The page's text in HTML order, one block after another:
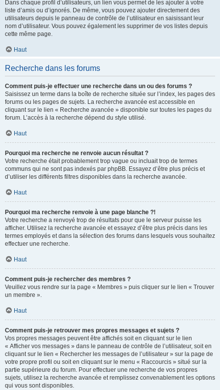
Dans chaque profil d’utilisateurs, un lien vous permet de les ajouter à votre
liste d’amis ou d’ignorés. De même, vous pouvez ajouter directement des
utilisateurs depuis le panneau de contrôle de l’utilisateur en saisissant leur
nom d’utilisateur. Vous pouvez également les supprimer de vos listes depuis
cette même page.
Haut
Recherche dans les forums
Comment puis-je effectuer une recherche dans un ou des forums ?
Saisissez un terme dans la boîte de recherche située sur l’index, les pages des
forums ou les pages de sujets. La recherche avancée est accessible en
cliquant sur le lien « Recherche avancée » disponible sur toutes les pages du
forum. L’accès à la recherche dépend du style utilisé.
Haut
Pourquoi ma recherche ne renvoie aucun résultat ?
Votre recherche était probablement trop vague ou incluait trop de termes
communs qui ne sont pas indexés par phpBB. Essayez d’être plus précis et
d’utiliser les différents filtres disponibles dans la recherche avancée.
Haut
Pourquoi ma recherche renvoie à une page blanche ?!
Votre recherche a renvoyé trop de résultats pour que le serveur puisse les
afficher. Utilisez la recherche avancée et essayez d’être plus précis dans les
termes employés et dans la sélection des forums dans lesquels vous souhaitez
effectuer une recherche.
Haut
Comment puis-je rechercher des membres ?
Veuillez vous rendre sur la page « Membres » puis cliquer sur le lien « Trouver
un membre ».
Haut
Comment puis-je retrouver mes propres messages et sujets ?
Vos propres messages peuvent être affichés soit en cliquant sur le lien
« Afficher vos messages » dans le panneau de contrôle de l’utilisateur, soit en
cliquant sur le lien « Rechercher les messages de l’utilisateur » sur la page de
votre propre profil ou soit en cliquant sur le menu « Raccourcis » situé sur la
partie supérieure du forum. Pour effectuer une recherche de vos propres
sujets, utilisez la recherche avancée et remplissez convenablement les options
qui vous sont disponibles.